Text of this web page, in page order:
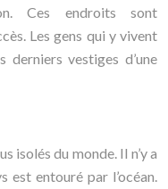
Ces endroits sont
Les gens qui y vivent
derniers vestiges d’une
isolés du monde. Il n’y a
est entouré par l’océan.